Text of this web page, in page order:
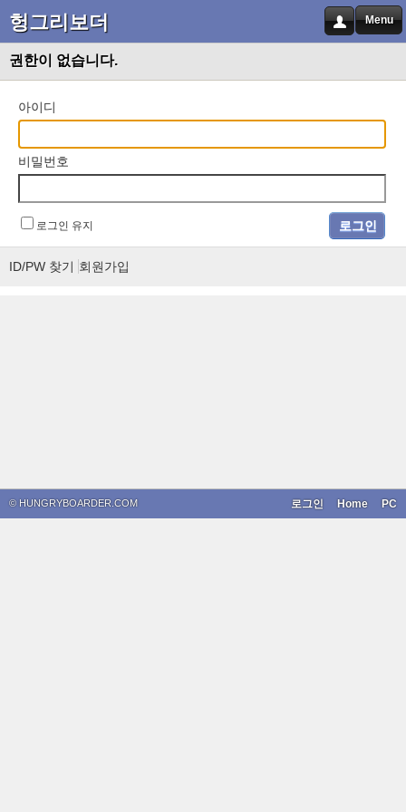
헝그리보더 Menu
권한이 없습니다.
아이디
비밀번호
로그인 유지
ID/PW 찾기 회원가입
© HUNGRYBOARDER.COM PC
Home
로그인